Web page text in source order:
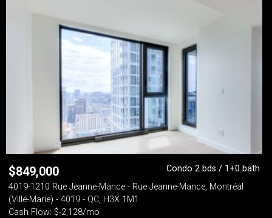
$849,000
Condo 2 bds / 1+0 bath
4019-1210 Rue Jeanne-Mance - Rue Jeanne-Mance, Montréal
(Ville-Marie) - 4019 - QC, H3X 1M1
Cash Flow: $-2,128/mo